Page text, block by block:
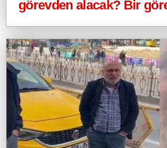
görevden alacak? Bir